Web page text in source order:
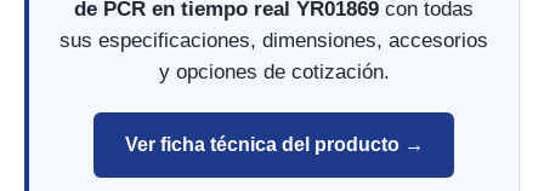
de PCR en tiempo real YR01869 con todas
sus especificaciones, dimensiones, accesorios
y opciones de cotización.
Ver ficha técnica del producto →